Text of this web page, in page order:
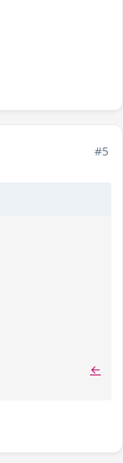
#5
←